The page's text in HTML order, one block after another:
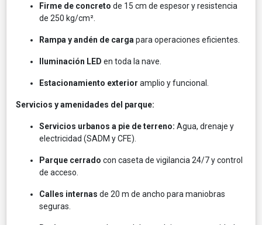
Firme de concreto de 15 cm de espesor y resistencia
de 250 kg/cm².
Rampa y andén de carga para operaciones eficientes.
Iluminación LED en toda la nave.
Estacionamiento exterior amplio y funcional.
Servicios y amenidades del parque:
Servicios urbanos a pie de terreno: Agua, drenaje y
electricidad (SADM y CFE).
Parque cerrado con caseta de vigilancia 24/7 y control
de acceso.
Calles internas de 20 m de ancho para maniobras
seguras.